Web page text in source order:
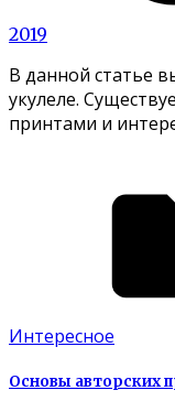
2019
В данной статье
укулеле.
принтами и
Интересное
Основы авторских